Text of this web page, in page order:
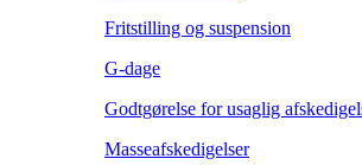
Fritstilling og suspension
G-dage
Godtgørelse for usaglig
Masseafskedigelser